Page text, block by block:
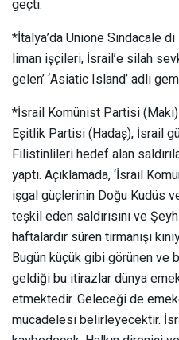
geçti.
*İtalya’da Unione Sindacale
liman işçileri, İsrail’e silah
gelen’ ‘Asiatic Island’ adlı
*İsrail Komünist Partisi
Eşitlik Partisi (Hadaş), İsrail
Filistinlileri hedef alan
yaptı. Açıklamada, ‘İsrail
işgal güçlerinin Doğu Kudüs
teşkil eden saldırısını ve
haftalardır süren tırmanışı
Bugün küçük gibi görünen ve
geldiği bu itirazlar dünya
etmektedir. Geleceği de
mücadelesi belirleyecektir.